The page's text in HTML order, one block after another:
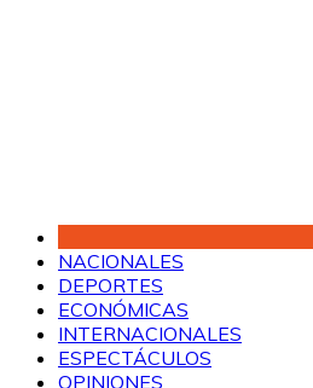
NACIONALES
DEPORTES
ECONÓMICAS
INTERNACIONALES
ESPECTÁCULOS
OPINIONES